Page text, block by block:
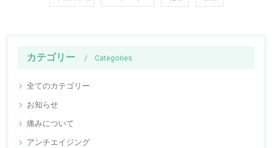
カテゴリー Categories
全てのカテゴリー
お知らせ
痛みについて
アンチエイジング